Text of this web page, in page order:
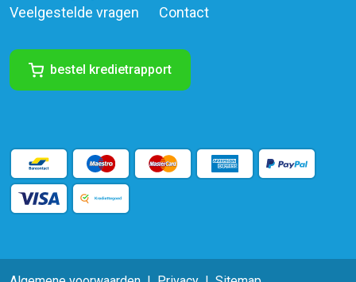
Veelgestelde vragen
Contact
bestel kredietrapport